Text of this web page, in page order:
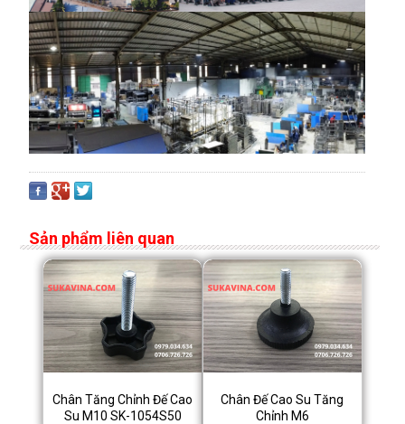
Sản phẩm liên quan
Chân Tăng Chỉnh Đế Cao
Su M10 SK-1054S50
Chân Đế Cao Su Tăng
Chỉnh M6